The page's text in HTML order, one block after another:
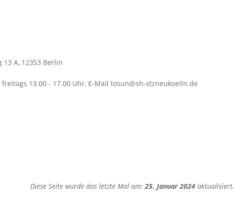
13 A, 12353 Berlin
freitags 13.00 - 17.00 Uhr, E-Mail tosun@sh-stzneukoelln.de
Diese Seite wurde das letzte Mal am:25. Januar 2024aktualisiert.